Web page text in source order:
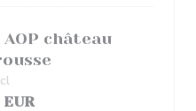
château